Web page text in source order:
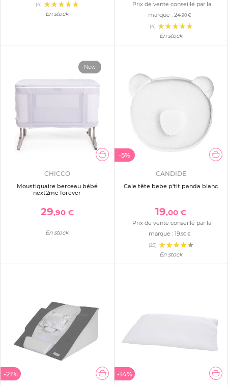
(4)
En stock
Prix de vente conseillé par la
marque :24,90 €
(4)
En stock
New
CHICCO
Moustiquaire berceau bébé
next2me forever
29,90 €
En stock
-5%
CANDIDE
Cale tête bebe p'tit panda blanc
19,00 €
Prix de vente conseillé par la
marque :19,90 €
(23)
En stock
-21% -14%